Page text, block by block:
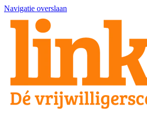
Navigatie overslaan